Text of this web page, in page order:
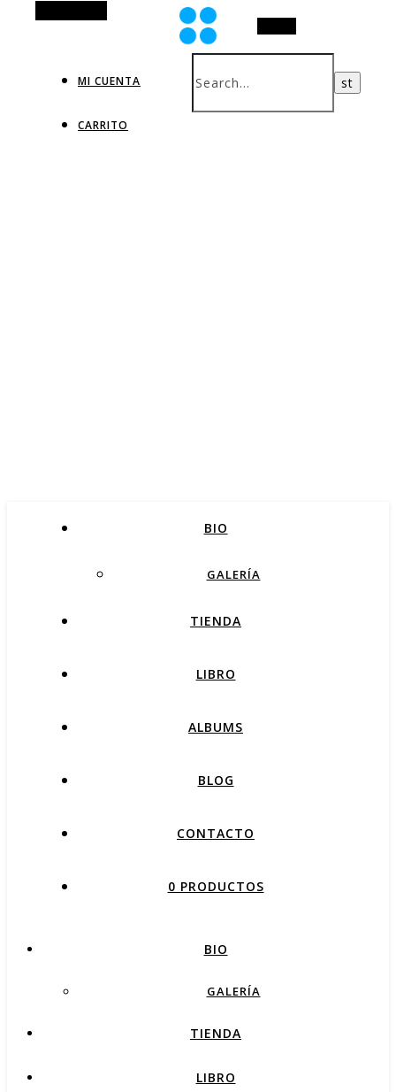
MI CUENTA
CARRITO
BIO
GALERÍA
TIENDA
LIBRO
ALBUMS
BLOG
CONTACTO
0 PRODUCTOS
BIO
GALERÍA
TIENDA
LIBRO